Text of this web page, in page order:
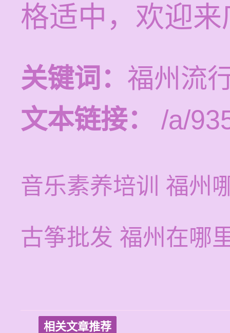
格适中，欢迎
关键词： 福州流
文本链接：
/a/
音乐素养培训 福州
古筝批发 福州在哪
相关文章推荐